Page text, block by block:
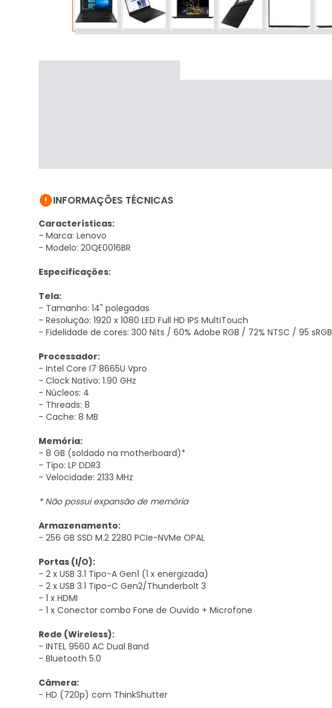
INFORMAÇÕES TÉCNICAS
Características:
- Marca: Lenovo
- Modelo: 20QE0016BR
Especificações:
Tela:
- Tamanho: 14" polegadas
- Resolução: 1920 x 1080 LED Full HD IPS MultiTouch
- Fidelidade de cores: 300 Nits / 60% Adobe RGB / 72% NTSC / 95 sRGB
Processador:
- Intel Core I7 8665U Vpro
- Clock Nativo: 1.90 GHz
- Núcleos: 4
- Threads: 8
- Cache: 8 MB
Memória:
- 8 GB (soldado na motherboard)*
- Tipo: LP DDR3
- Velocidade: 2133 MHz
* Não possui expansão de memória
Armazenamento:
- 256 GB SSD M.2 2280 PCIe-NVMe OPAL
Portas (I/O):
- 2 x USB 3.1 Tipo-A Gen1 (1 x energizada)
- 2 x USB 3.1 Tipo-C Gen2/Thunderbolt 3
- 1 x HDMI
- 1 x Conector combo Fone de Ouvido + Microfone
Rede (Wireless):
- INTEL 9560 AC Dual Band
- Bluetooth 5.0
Câmera:
- HD (720p) com ThinkShutter